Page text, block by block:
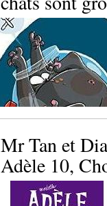
Mr Tan et
Adèle 10,